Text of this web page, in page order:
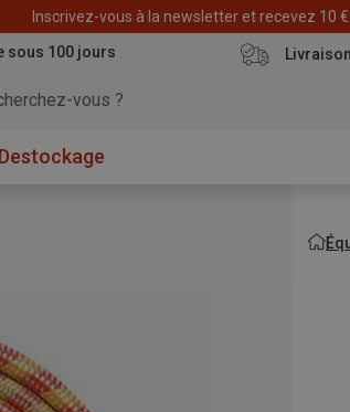
Inscrivez-vous à la newsletter et recevez 10 €
Déstockage : 20 € offerts avec le code END20
sous 100 jours
Destockage